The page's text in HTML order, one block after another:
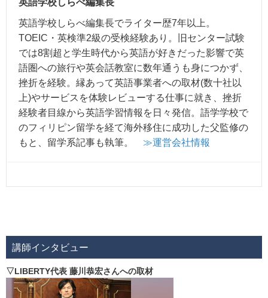
英語学校しらべ編集長
英語学校しらべ編集長でライター歴7年以上。
TOEIC・英検準2級の受検経験あり。旧センター試験
では8割超と学生時代から英語が好きだった影響で英
語圏への旅行や英会話教室に数年通うも身につかず、
挫折を経験。縁あって英語事業者への取材(数十社以
上)やサービスを体験レビューする仕事に就き、挫折
経験者目線から英語学習情報を日々発信。語学学校で
のフィリピン留学を経て海外移住に成功した父監修の
もと、留学系記事も執筆。 ≫運営会社情報
講師インタビュー
▽LIBERTY代表 藤川恭宏さんへの取材